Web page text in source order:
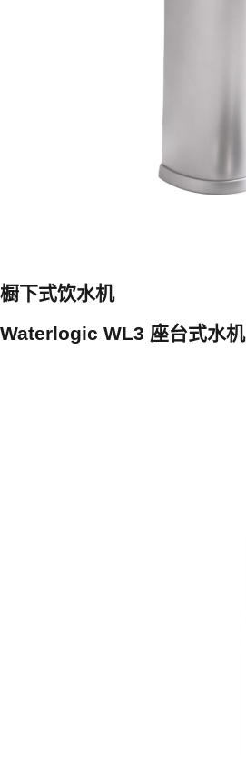
橱下式饮水机
Waterlogic WL3 座台式水机